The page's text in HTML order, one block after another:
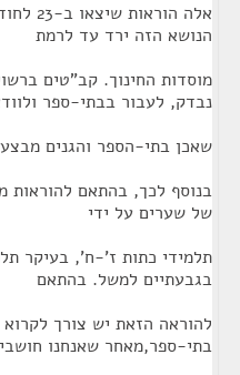
אלה
הנושא הזה ירד עד לרמת
מוסדות החינוך. קב"טים
נבדק, לעבור בבתי-ספר
שאכן בתי-הספר והגנים
בנוסף לכך, בהתאם להוראות
של שערים על ידי
תלמידי כתות ז'-ח', בעיקר
בגבעתיים למשל. בהתאם
להוראה הזאת יש צורך
בתי-ספר,מאחר שאנחנו